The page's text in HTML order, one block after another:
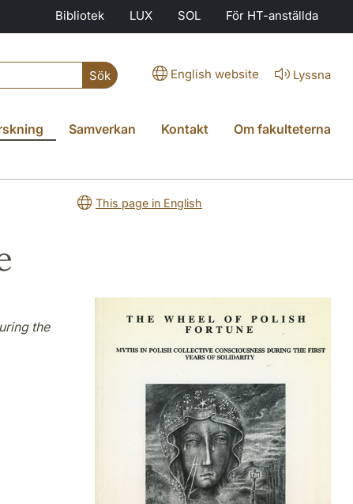
Bibliotek LUX SOL För HT-anställda
Sök English website Lyssna
Samverkan Kontakt Om fakulteterna
This page in English
the